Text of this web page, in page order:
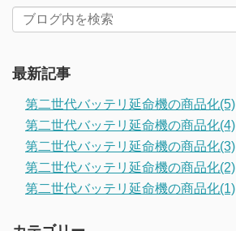
最新記事
第二世代バッテリ延命機の商品化(5)
第二世代バッテリ延命機の商品化(4)
第二世代バッテリ延命機の商品化(3)
第二世代バッテリ延命機の商品化(2)
第二世代バッテリ延命機の商品化(1)